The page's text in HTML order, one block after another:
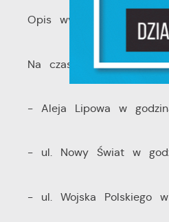
Opis występujących
Na czas trwania
- Aleja Lipowa w
- ul. Nowy Świat w
- ul. Wojska Polskiego